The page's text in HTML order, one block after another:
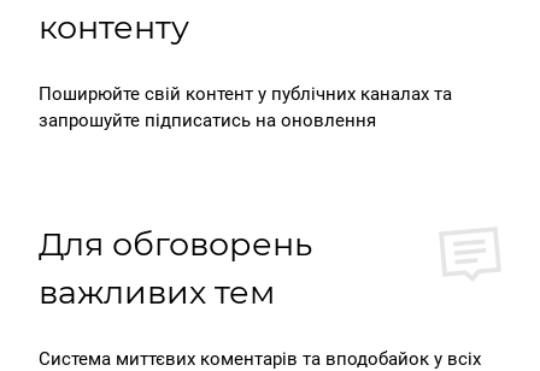
контенту
Поширюйте свій контент у публічних каналах та
запрошуйте підписатись на оновлення
Для обговорень
важливих тем
Система миттєвих коментарів та вподобайок у всіх